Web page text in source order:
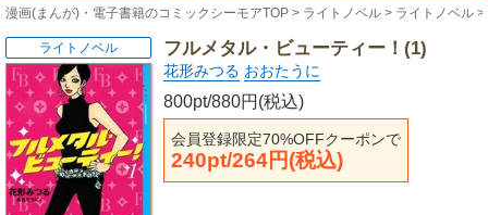
漫画(まんが)・電子書籍のコミックシーモアTOP ライトノベル ライトノベル
フルメタル・ビューティー！(1)
花形みつる おおたうに
800pt/880円(税込)
会員登録限定70%OFFクーポンで
240pt/264円(税込)
ライトノベル